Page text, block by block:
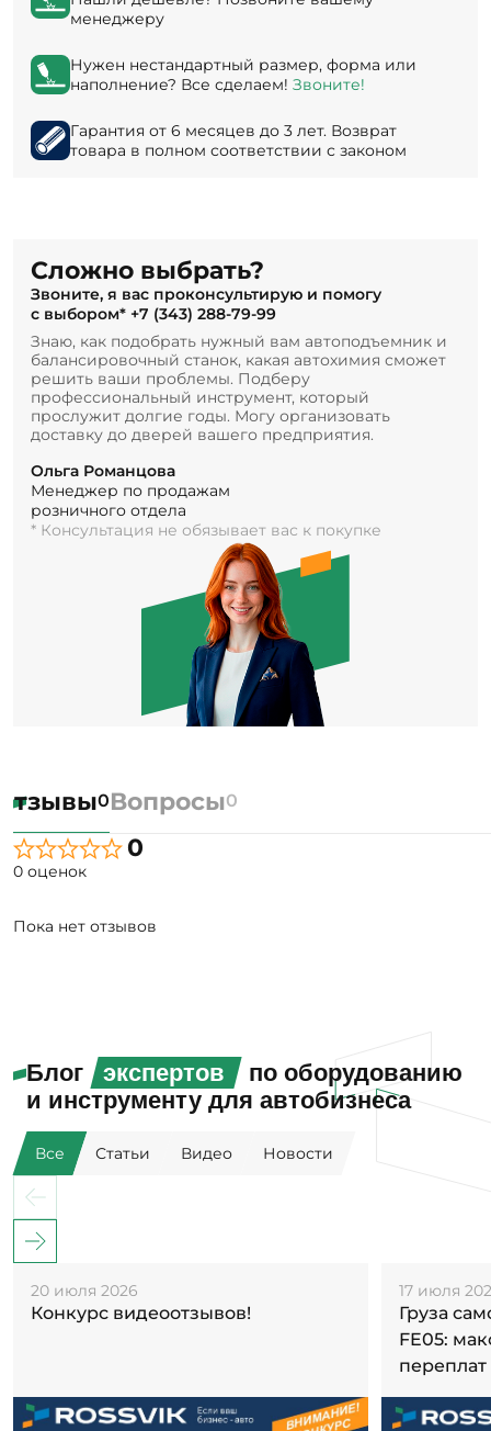
менеджеру
Нужен нестандартный размер, форма или
наполнение? Все сделаем! Звоните!
Гарантия от 6 месяцев до 3 лет. Возврат
товара в полном соответствии с законом
Сложно выбрать?
Звоните, я вас проконсультирую и помогу
с выбором* +7 (343) 288-79-99
Знаю, как подобрать нужный вам автоподъемник и
балансировочный станок, какая автохимия сможет
решить ваши проблемы. Подберу
профессиональный инструмент, который
прослужит долгие годы. Могу организовать
доставку до дверей вашего предприятия.
Ольга Романцова
Менеджер по продажам
розничного отдела
* Консультация не обязывает вас к покупке
0Вопросы0
0
0 оценок
Пока нет отзывов
Блог экспертов
по оборудованию
и инструменту для автобизнеса
Все Статьи Видео Новости
20 июля 2026
Конкурс видеоотзывов!
17 июля
Груза
FE05:
переплат